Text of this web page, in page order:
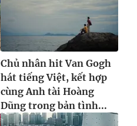
Chủ nhân hit Van Gogh
hát tiếng Việt, kết hợp
cùng Anh tài Hoàng
Dũng trong bản tình...